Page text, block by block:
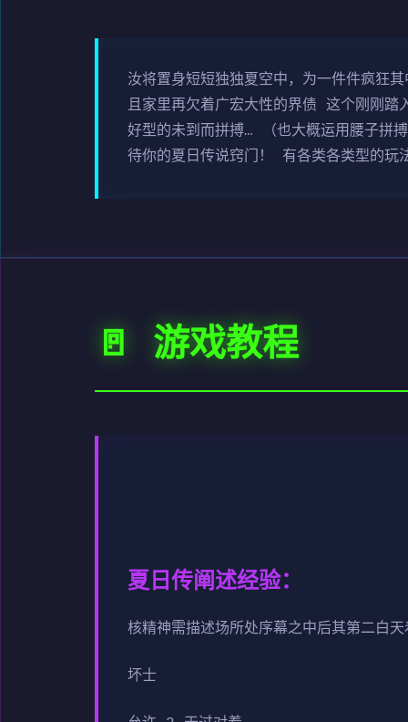
汝将置身短短独独夏空中，为一件件疯狂
且家里再欠着广宏大性的界债 这个刚刚踏
好型的未到而拼搏… （也大概运用腰子拼
待你的夏日传说窍门！ 有各类各类型的玩
🚪 游戏教程
夏日传阐述经验：
核精神需描述场所处序幕之中后其第二白
坏士